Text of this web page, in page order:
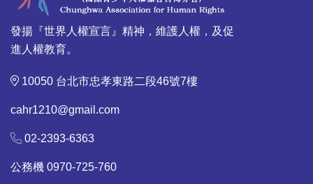
發揚『世界人權宣言』精神，維護人權，及促
進人權教育。
10050 台北市忠孝東路二段46號7樓
cahr1210@gmail.com
02-2393-6363
公務機 0970-725-760